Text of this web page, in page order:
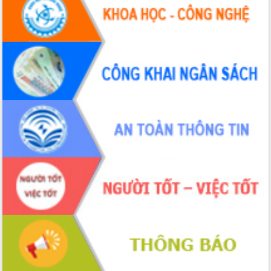
Tháo gỡ những vướng mắc, đẩy mạnh
công tác cải cách thủ tục hành chính
tại Trung tâm Phục vụ hành chính
công tỉnh
Đắk Lắk: Tôn vinh 46 giải pháp tại Hội
thi Sáng tạo Kỹ thuật 2024 - 2025
Đắk Lắk rà soát, điều chỉnh Đề án 190
về phát triển nuôi trồng thủy sản
Phó Chủ tịch UBND tỉnh Đắk Lắk
Trương Công Thái kiểm tra thực địa
Dự án cao tốc Khánh Hòa - Buôn Ma
Định vị cà phê Việt Nam như một “di
sản sống” trong dòng chảy toàn cầu
Xây dựng nông thôn mới: Nâng cao đời
sống người dân từ những mô hình thiết
Quyết liệt tháo gỡ vướng mắc, đẩy
nhanh tiến độ các dự án trọng điểm
trong Khu kinh tế Nam Phú Yên